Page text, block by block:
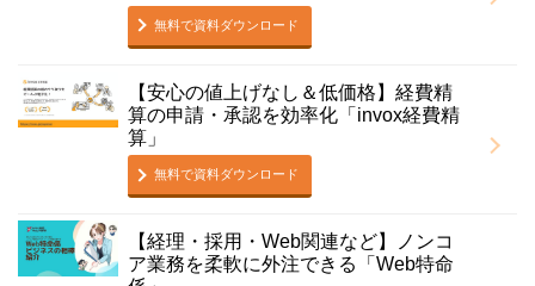
無料で資料ダウンロード
【安心の値上げなし＆低価格】経費精
算の申請・承認を効率化「invox経費精
算」
無料で資料ダウンロード
【経理・採用・Web関連など】ノンコ
ア業務を柔軟に外注できる「Web特命